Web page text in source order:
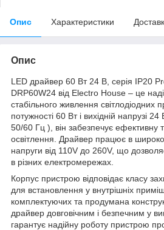
Опис Характеристики
Опис
LED драйвер 60 Вт 24 В, серія IP20
DRP60W24 від Electro House – це
стабільного живлення світлодіодних
потужності 60 Вт і вихідній напрузі
50/60 Гц ), він забезпечує ефективну
освітлення. Драйвер працює в
напруги від 110V до 260V, що
в різних електромережах.
Корпус пристрою відповідає класу
для встановлення у внутрішніх
комплектуючих та продумана
драйвер довговічним і безпечним у
гарантує надійну роботу пристрою